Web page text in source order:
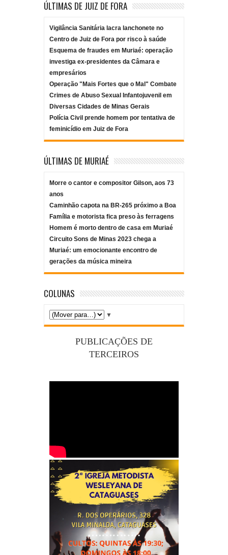
ÚLTIMAS DE JUIZ DE FORA
Vigilância Sanitária lacra lanchonete no
Centro de Juiz de Fora por risco à saúde
Esquema de fraudes em Muriaé: operação
investiga ex-presidentes da Câmara e
empresários
Operação "Mais Fortes que o Mal" Combate
Crimes de Abuso Sexual Infantojuvenil em
Diversas Cidades de Minas Gerais
Polícia Civil prende homem por tentativa de
feminicídio em Juiz de Fora
ÚLTIMAS DE MURIAÉ
Morre o cantor e compositor Gilson, aos 73
anos
Caminhão capota na BR-265 próximo a Boa
Família e motorista fica preso às ferragens
Homem é morto dentro de casa em Muriaé
Circuito Sons de Minas 2023 chega a
Muriaé: um emocionante encontro de
gerações da música mineira
COLUNAS
▼
PUBLICAÇÕES DE
TERCEIROS